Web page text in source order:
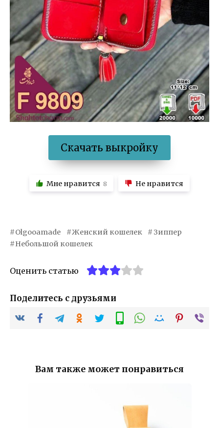
Скачать выкройку
Мне нравится 8 Не нравится
Olgooamade Женский кошелек
Зиппер
Небольшой кошелек
Оценить статью
Поделитесь с друзьями
Вам также может понравиться